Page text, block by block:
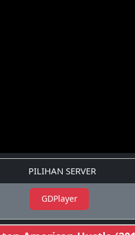
PILIHAN SERVER
GDPlayer